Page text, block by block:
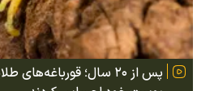
پس از ۲۰ سال؛